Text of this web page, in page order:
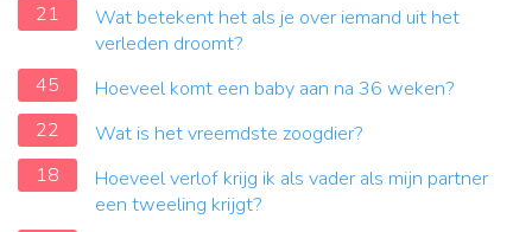
21
Wat betekent het als je over iemand uit het
verleden droomt?
45
Hoeveel komt een baby aan na 36 weken?
22
Wat is het vreemdste zoogdier?
18
Hoeveel verlof krijg ik als vader als mijn partner
een tweeling krijgt?